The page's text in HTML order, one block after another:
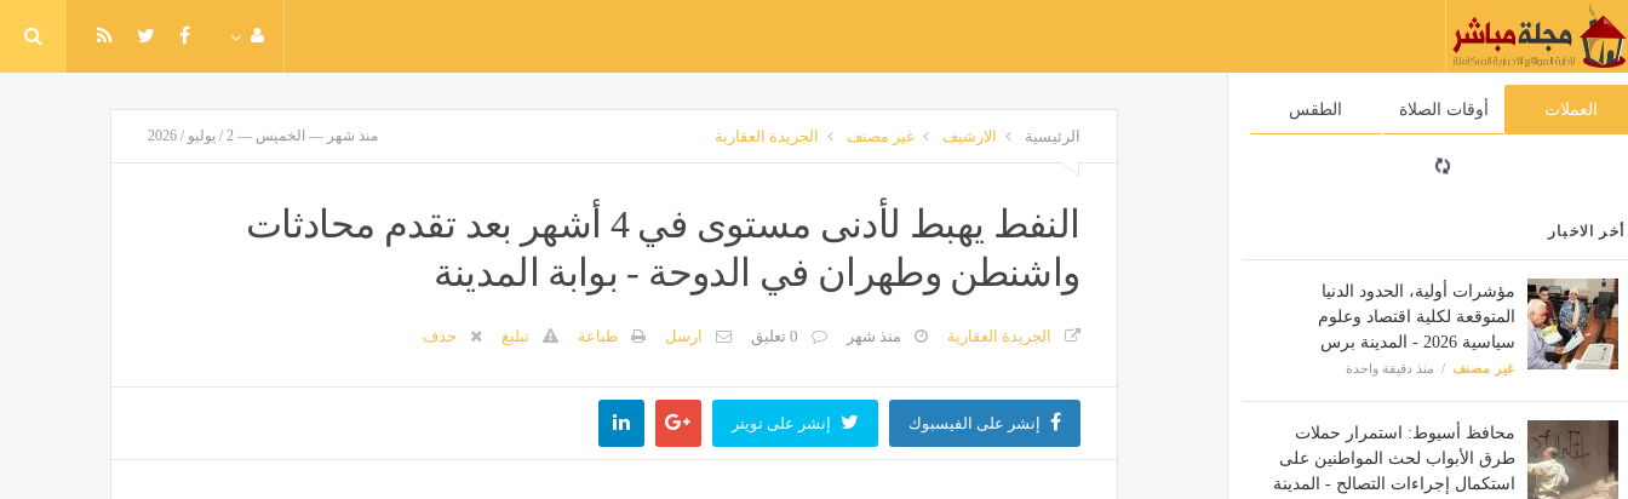
العملات أوقات الصلاة الطقس
أخر الاخبار
مؤشرات أولية، الحدود الدنيا
المتوقعة لكلية اقتصاد وعلوم
سياسية 2026 - المدينة برس
غير مصنف منذ دقيقة واحدة
محافظ أسيوط: استمرار حملات
طرق الأبواب لحث المواطنين على
استكمال إجراءات التصالح - المدينة
الرئيسية الارشيف غير مصنف الجريدة العقارية منذ شهر — الخميس — 2 / يوليو / 2026
النفط يهبط لأدنى مستوى في 4 أشهر بعد تقدم محادثات
واشنطن وطهران في الدوحة - بوابة المدينة
الجريدة العقارية منذ شهر 0 تعليق ارسل طباعة تبليغ حذف
إنشر على الفيسبوك إنشر على تويتر